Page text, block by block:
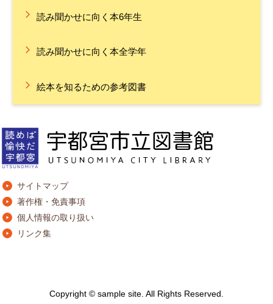
読み聞かせに向く本6年生
読み聞かせに向く本全学年
絵本を知るための参考図書
サイトマップ
著作権・免責事項
個人情報の取り扱い
リンク集
Copyright © sample site. All Rights Reserved.